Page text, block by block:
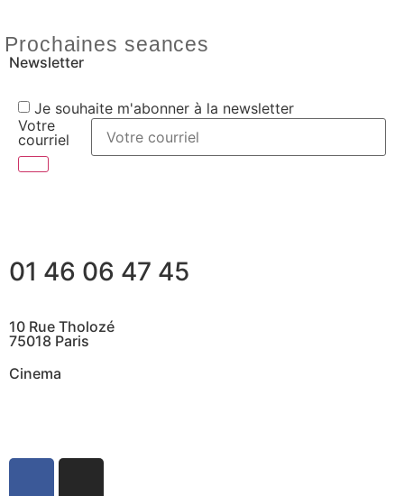
Prochaines seances
Newsletter
Je souhaite m'abonner à la newsletter
Votre
courriel
01 46 06 47 45
10 Rue Tholozé
75018 Paris
Cinema